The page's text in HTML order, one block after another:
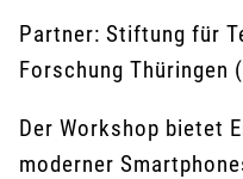
Partner: Stiftung für
Forschung Thüringen
Der Workshop bietet
moderner